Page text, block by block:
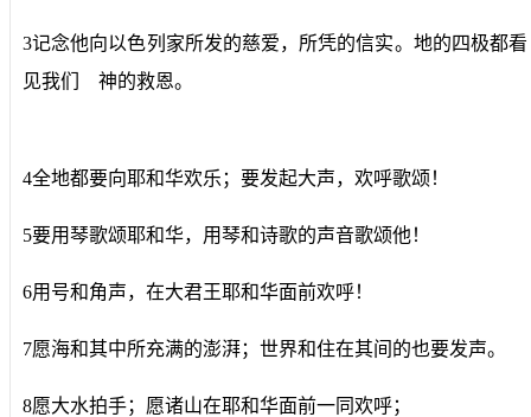
3记念他向以色列家所发的慈爱，所凭的信实。地的四极都看
见我们 神的救恩。
4全地都要向耶和华欢乐；要发起大声，欢呼歌颂！
5要用琴歌颂耶和华，用琴和诗歌的声音歌颂他！
6用号和角声，在大君王耶和华面前欢呼！
7愿海和其中所充满的澎湃；世界和住在其间的也要发声。
8愿大水拍手；愿诸山在耶和华面前一同欢呼；